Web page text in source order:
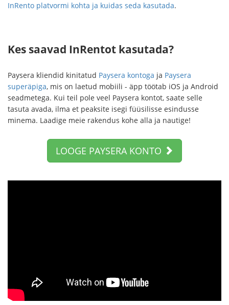
InRento platvormi kohta ja kuidas seda kasutada.
Kes saavad InRentot kasutada?
Paysera kliendid kinitatud Paysera kontoga ja Paysera
superäpiga, mis on laetud mobiili - äpp töötab iOS ja Android
seadmetega. Kui teil pole veel Paysera kontot, saate selle
tasuta avada, ilma et peaksite isegi füüsilisse esindusse
minema. Laadige meie rakendus kohe alla ja nautige!
LOOGE PAYSERA KONTO